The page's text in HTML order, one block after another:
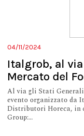
04/11/2024
Italgrob, al
Mercato del
Al via gli Stati Generali
evento organizzato da
Distributori Horeca, in
Group:...